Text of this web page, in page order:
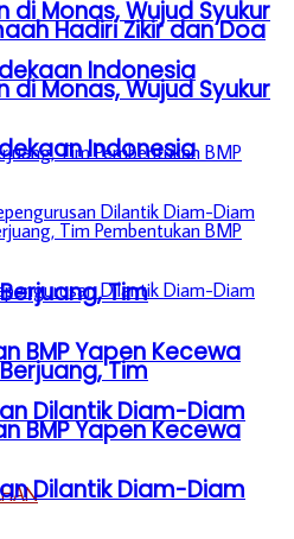
di Monas, Wujud Syukur
Indonesia
Tim
BMP Yapen Kecewa
Dilantik Diam-Diam
Hadiri Zikir dan Doa
di Monas, Wujud Syukur
Indonesia
Tim
BMP Yapen Kecewa
Dilantik Diam-Diam